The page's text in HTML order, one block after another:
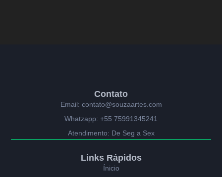
Contato
Email: contato@souzaartes.com
Whatzapp: +55 75991345241
Atendimento: De Seg a Sex
Links Rápidos
Ínicio